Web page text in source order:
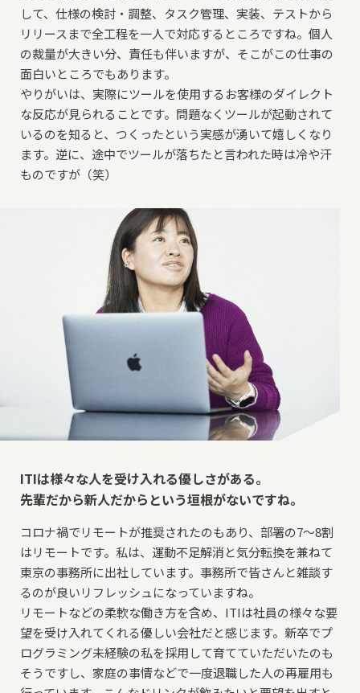
して、仕様の検討・調整、タスク管理、実装、テストから
リリースまで全工程を一人で対応するところですね。個人
の裁量が大きい分、責任も伴いますが、そこがこの仕事の
面白いところでもあります。
やりがいは、実際にツールを使用するお客様のダイレクト
な反応が見られることです。問題なくツールが起動されて
いるのを知ると、つくったという実感が湧いて嬉しくなり
ます。逆に、途中でツールが落ちたと言われた時は冷や汗
ものですが（笑）
ITIは様々な人を受け入れる優しさがある。
先輩だから新人だからという垣根がないですね。
コロナ禍でリモートが推奨されたのもあり、部署の7～8割
はリモートです。私は、運動不足解消と気分転換を兼ねて
東京の事務所に出社しています。事務所で皆さんと雑談す
るのが良いリフレッシュになっていますね。
リモートなどの柔軟な働き方を含め、ITIは社員の様々な要
望を受け入れてくれる優しい会社だと感じます。新卒でプ
ログラミング未経験の私を採用して育てていただいたのも
そうですし、家庭の事情などで一度退職した人の再雇用も